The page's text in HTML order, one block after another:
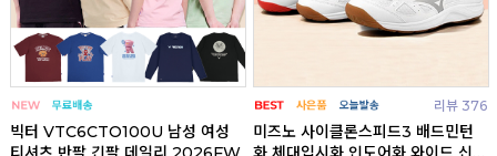
빅터 VTC6CTO100U 남성 여성
리뷰 376
미즈노 사이클론스피드3 배드민턴